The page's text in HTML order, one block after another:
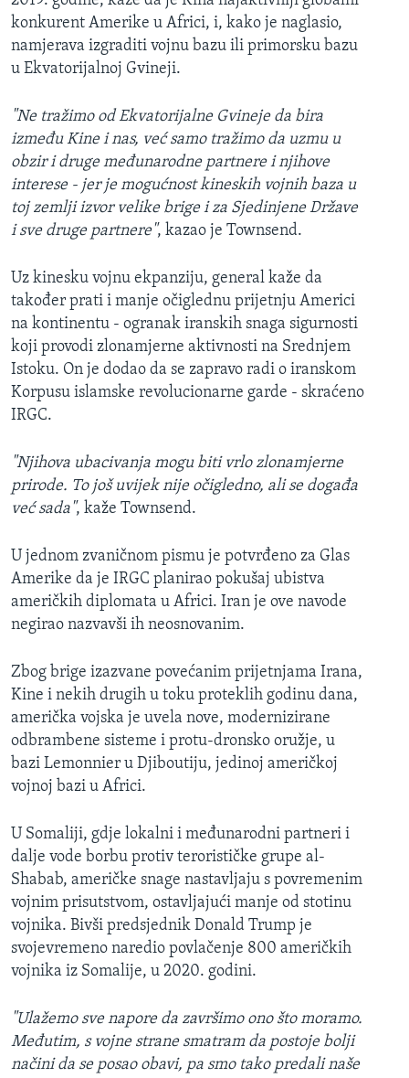
konkurent Amerike u Africi, i, kako je naglasio,
namjerava izgraditi vojnu bazu ili primorsku bazu
u Ekvatorijalnoj Gvineji.
"Ne tražimo od Ekvatorijalne Gvineje da bira
između Kine i nas, već samo tražimo da uzmu u
obzir i druge međunarodne partnere i njihove
interese - jer je mogućnost kineskih vojnih baza u
toj zemlji izvor velike brige i za Sjedinjene Države
i sve druge partnere", kazao je Townsend.
Uz kinesku vojnu ekpanziju, general kaže da
također prati i manje očiglednu prijetnju Americi
na kontinentu - ogranak iranskih snaga sigurnosti
koji provodi zlonamjerne aktivnosti na Srednjem
Istoku. On je dodao da se zapravo radi o iranskom
Korpusu islamske revolucionarne garde - skraćeno
IRGC.
"Njihova ubacivanja mogu biti vrlo zlonamjerne
prirode. To još uvijek nije očigledno, ali se događa
već sada", kaže Townsend.
U jednom zvaničnom pismu je potvrđeno za Glas
Amerike da je IRGC planirao pokušaj ubistva
američkih diplomata u Africi. Iran je ove navode
negirao nazvavši ih neosnovanim.
Zbog brige izazvane povećanim prijetnjama Irana,
Kine i nekih drugih u toku proteklih godinu dana,
američka vojska je uvela nove, modernizirane
odbrambene sisteme i protu-dronsko oružje, u
bazi Lemonnier u Djiboutiju, jedinoj američkoj
vojnoj bazi u Africi.
U Somaliji, gdje lokalni i međunarodni partneri i
dalje vode borbu protiv terorističke grupe al-
Shabab, američke snage nastavljaju s povremenim
vojnim prisutstvom, ostavljajući manje od stotinu
vojnika. Bivši predsjednik Donald Trump je
svojevremeno naredio povlačenje 800 američkih
vojnika iz Somalije, u 2020. godini.
"Ulažemo sve napore da završimo ono što moramo.
Međutim, s vojne strane smatram da postoje bolji
načini da se posao obavi, pa smo tako predali naše